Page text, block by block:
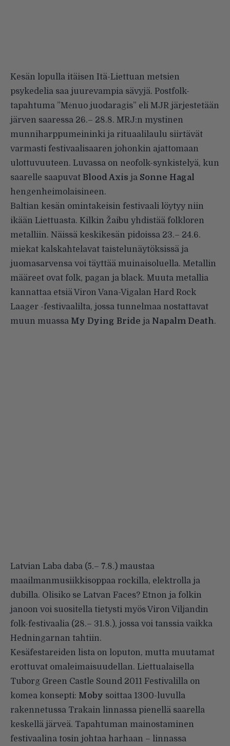
Kesän lopulla itäisen Itä-Liettuan metsien
psykedelia saa juurevampia sävyjä. Postfolk-
tapahtuma ”Mėnuo juodaragis” eli MJR järjestetään
järven saaressa 26.– 28.8. MRJ:n mystinen
munniharppumeininki ja rituaalilaulu siirtävät
varmasti festivaalisaaren johonkin ajattomaan
ulottuvuuteen. Luvassa on neofolk-synkistelyä, kun
saarelle saapuvat Blood Axis ja Sonne Hagal
hengenheimolaisineen.
Baltian kesän omintakeisin festivaali löytyy niin
ikään Liettuasta. Kilkin Žaibu yhdistää folkloren
metalliin. Näissä keskikesän pidoissa 23.– 24.6.
miekat kalskahtelavat taistelunäytöksissä ja
juomasarvensa voi täyttää muinaisoluella. Metallin
määreet ovat folk, pagan ja black. Muuta metallia
kannattaa etsiä Viron Vana-Vigalan Hard Rock
Laager -festivaalilta, jossa tunnelmaa nostattavat
muun muassa My Dying Bride ja Napalm Death.
Latvian Laba daba (5.– 7.8.) maustaa
maailmanmusiikkisoppaa rockilla, elektrolla ja
dubilla. Olisiko se Latvan Faces? Etnon ja folkin
janoon voi suositella tietysti myös Viron Viljandin
folk-festivaalia (28.– 31.8.), jossa voi tanssia vaikka
Hedningarnan tahtiin.
Kesäfestareiden lista on loputon, mutta muutamat
erottuvat omaleimaisuudellan. Liettualaisella
Tuborg Green Castle Sound 2011 Festivalilla on
komea konsepti: Moby soittaa 1300-luvulla
rakennetussa Trakain linnassa pienellä saarella
keskellä järveä. Tapahtuman mainostaminen
festivaalina tosin johtaa harhaan – linnassa